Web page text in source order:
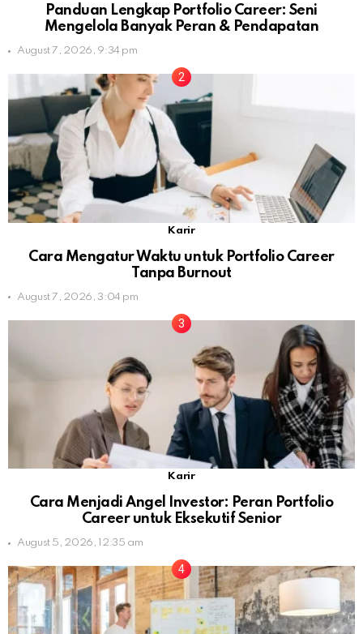
Panduan Lengkap Portfolio Career: Seni
Mengelola Banyak Peran & Pendapatan
August 7, 2026, 9:34 pm
Karir
Cara Mengatur Waktu untuk Portfolio Career
Tanpa Burnout
August 7, 2026, 3:04 pm
Karir
Cara Menjadi Angel Investor: Peran Portfolio
Career untuk Eksekutif Senior
August 5, 2026, 12:35 am